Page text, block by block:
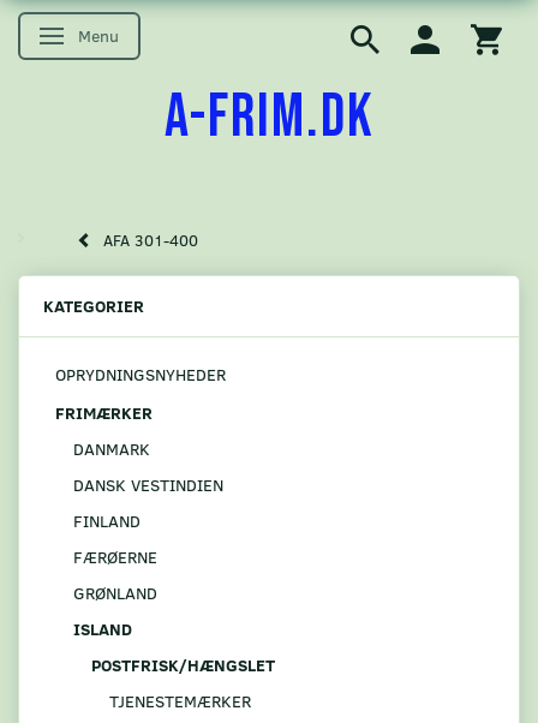
Skifte navigation
Menu
A-FRIM.DK
AFA 301-400
KATEGORIER
OPRYDNINGSNYHEDER
FRIMÆRKER
DANMARK
DANSK VESTINDIEN
FINLAND
FÆRØERNE
GRØNLAND
ISLAND
POSTFRISK/HÆNGSLET
TJENESTEMÆRKER